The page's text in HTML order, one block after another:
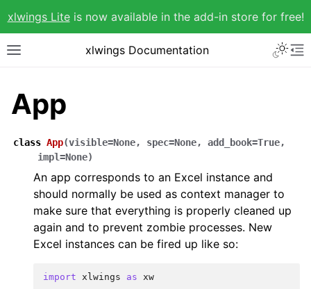
xlwings Liteis now available in the add-in store for free!
xlwings Documentation
App
class App(visible=None, spec=None, add_book=True,
impl=None)
An app corresponds to an Excel instance and
should normally be used as context manager to
make sure that everything is properly cleaned up
again and to prevent zombie processes. New
Excel instances can be fired up like so:
import xlwings as xw